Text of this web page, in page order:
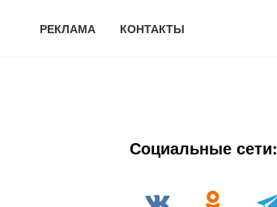
РЕКЛАМА КОНТАКТЫ
Социальные сети: